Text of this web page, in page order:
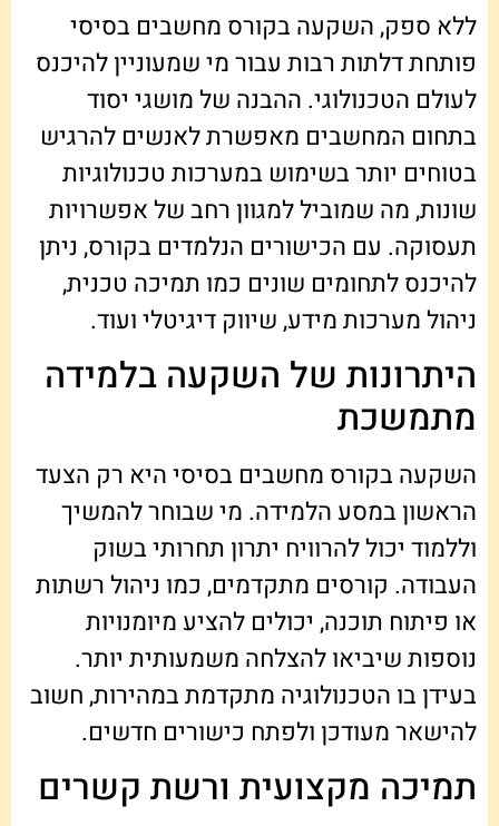
ללא ספק, השקעה בקורס מחשבים בסיסי
פותחת דלתות רבות עבור מי שמעוניין להיכנס
לעולם הטכנולוגי. ההבנה של מושגי יסוד
בתחום המחשבים מאפשרת לאנשים להרגיש
בטוחים יותר בשימוש במערכות טכנולוגיות
שונות, מה שמוביל למגוון רחב של אפשרויות
תעסוקה. עם הכישורים הנלמדים בקורס, ניתן
להיכנס לתחומים שונים כמו תמיכה טכנית,
ניהול מערכות מידע, שיווק דיגיטלי ועוד.
היתרונות של השקעה בלמידה
מתמשכת
השקעה בקורס מחשבים בסיסי היא רק הצעד
הראשון במסע הלמידה. מי שבוחר להמשיך
וללמוד יכול להרוויח יתרון תחרותי בשוק
העבודה. קורסים מתקדמים, כמו ניהול רשתות
או פיתוח תוכנה, יכולים להציע מיומנויות
נוספות שיביאו להצלחה משמעותית יותר.
בעידן בו הטכנולוגיה מתקדמת במהירות, חשוב
להישאר מעודכן ולפתח כישורים חדשים.
תמיכה מקצועית ורשת קשרים